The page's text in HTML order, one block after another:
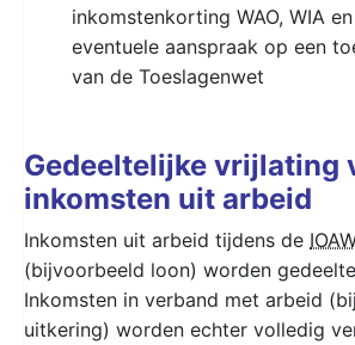
inkomstenkorting WAO, WIA
eventuele aanspraak op een
van de Toeslagenwet
Gedeeltelijke vrijlating
inkomsten uit arbeid
Inkomsten uit arbeid tijdens de
(bijvoorbeeld loon) worden
Inkomsten in verband met arbeid
uitkering) worden echter volledig